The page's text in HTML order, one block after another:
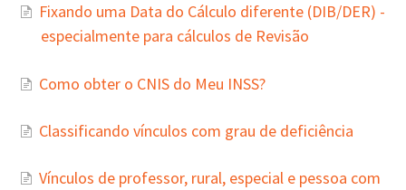
Fixando uma Data do Cálculo diferente (DIB/DER) -
especialmente para cálculos de Revisão
Como obter o CNIS do Meu INSS?
Classificando vínculos com grau de deficiência
Vínculos de professor, rural, especial e pessoa com